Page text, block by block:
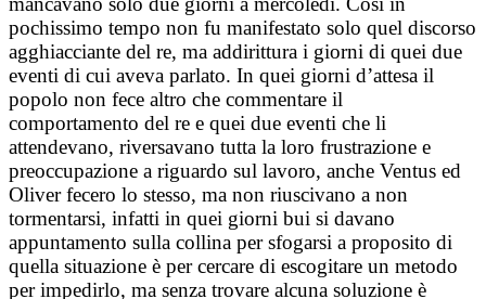
pochissimo tempo non fu manifestato solo quel discorso
agghiacciante del re, ma addirittura i giorni di quei due
eventi di cui aveva parlato. In quei giorni d’attesa il
popolo non fece altro che commentare il
comportamento del re e quei due eventi che li
attendevano, riversavano tutta la loro frustrazione e
preoccupazione a riguardo sul lavoro, anche Ventus ed
Oliver fecero lo stesso, ma non riuscivano a non
tormentarsi, infatti in quei giorni bui si davano
appuntamento sulla collina per sfogarsi a proposito di
quella situazione è per cercare di escogitare un metodo
per impedirlo, ma senza trovare alcuna soluzione è